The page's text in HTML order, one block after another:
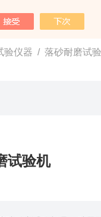
验仪器 / 落砂耐磨试
试验机